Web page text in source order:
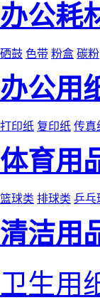
办公耗
硒鼓 色带 粉盒 碳粉
办公用
打印纸 复印纸 传真
体育用
篮球类 排球类 乒乓
清洁用
卫生用